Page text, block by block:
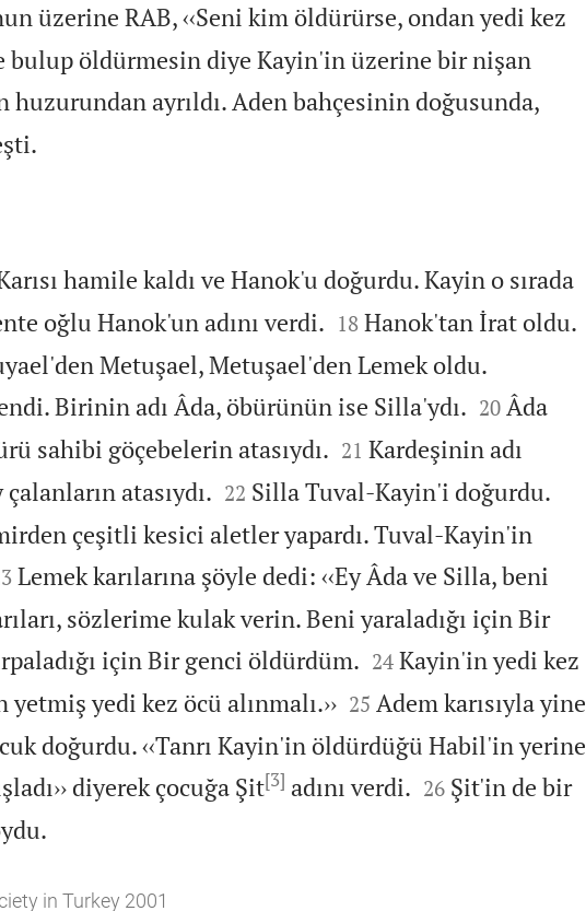
üzerine RAB, ‹‹Seni kim öldürürse, ondan yedi kez
bulup öldürmesin diye Kayin'in üzerine bir nişan
huzurundan ayrıldı. Aden bahçesinin doğusunda,

hamile kaldı ve Hanok'u doğurdu. Kayin o sırada
oğlu Hanok'un adını verdi.
18 Hanok'tan İrat oldu.
Metuşael, Metuşael'den Lemek oldu.
Birinin adı Âda, öbürünün ise Silla'ydı.
20 Âda
sahibi göçebelerin atasıydı.
21 Kardeşinin adı
atasıydı.
22 Silla Tuval-Kayin'i doğurdu.
çeşitli kesici aletler yapardı. Tuval-Kayin'in
Lemek karılarına şöyle dedi: ‹‹Ey Âda ve Silla, beni
sözlerime kulak verin. Beni yaraladığı için Bir
için Bir genci öldürdüm.
24 Kayin'in yedi kez
yedi kez öcü alınmalı.››
25 Adem karısıyla yine
doğurdu. ‹‹Tanrı Kayin'in öldürdüğü Habil'in yerine
diyerek çocuğa Şit[3] adını verdi.
26 Şit'in de bir

in Turkey 2001